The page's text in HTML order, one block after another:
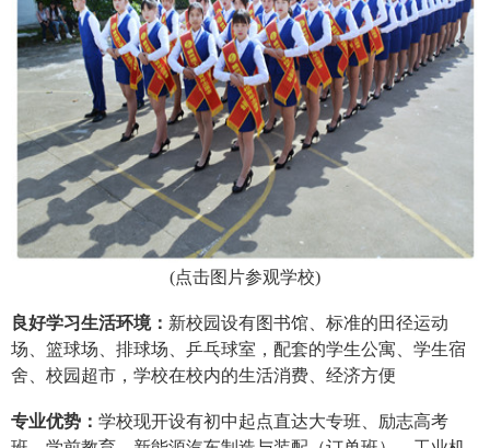
(点击图片参观学校)
良好学习生活环境： 新校园设有图书馆、标准的田径运动
场、篮球场、排球场、乒乓球室，配套的学生公寓、学生宿
舍、校园超市，学校在校内的生活消费、经济方便
专业优势： 学校现开设有初中起点直达大专班、励志高考